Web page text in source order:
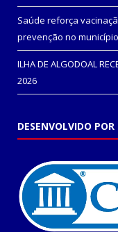
Saúde reforça
prevenção no município
ILHA DE ALGODOAL
2026
DESENVOLVIDO POR